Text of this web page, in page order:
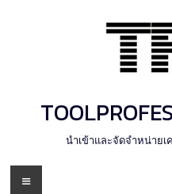
นำเข้าและจัดจำหน่าย
Menu